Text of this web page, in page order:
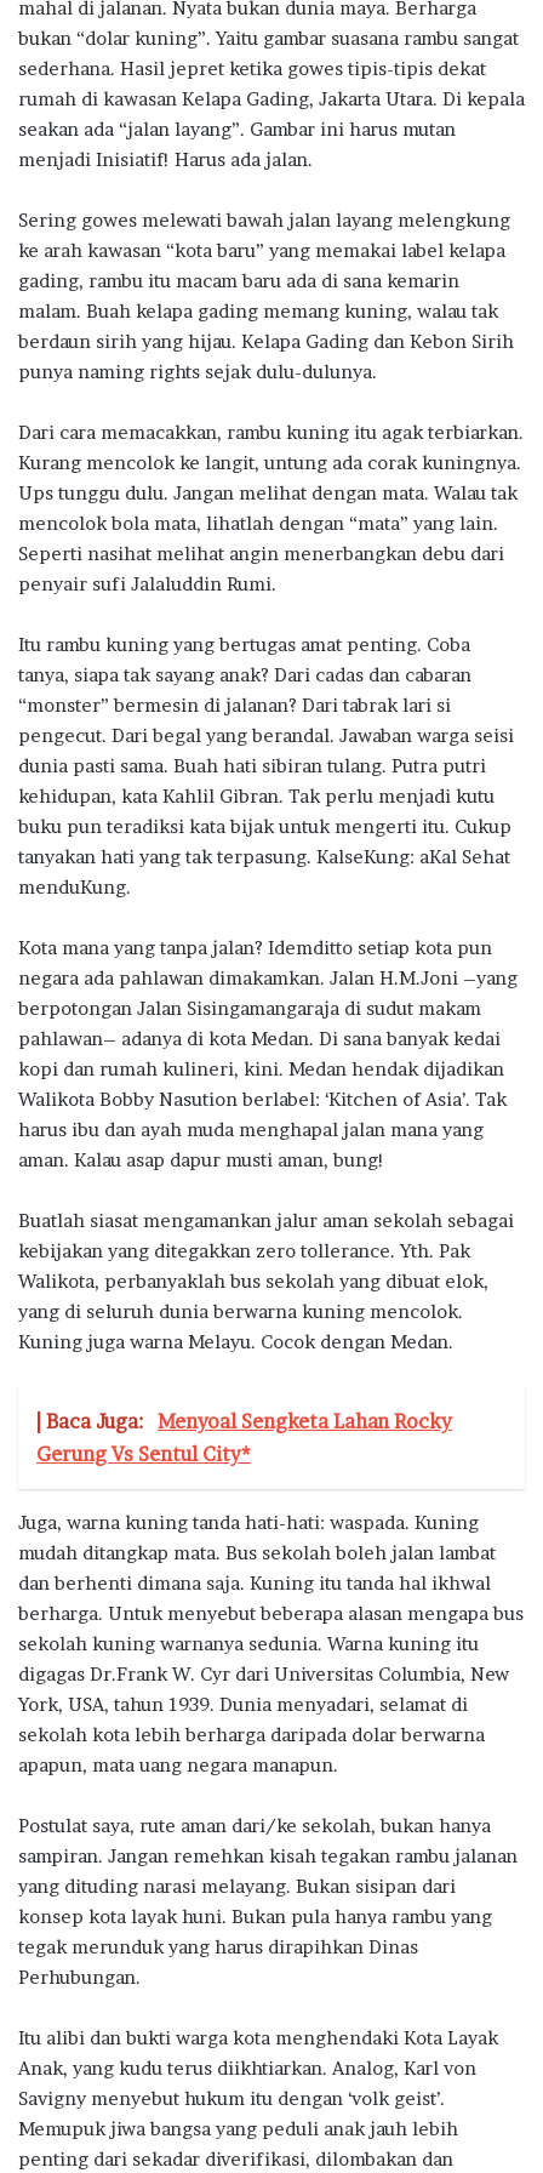
b
o
o
k
te
r
s
A
p
p
g
ra
m
e
mahal di jalanan. Nyata bukan dunia maya. Berharga
bukan “dolar kuning”. Yaitu gambar suasana rambu sangat
sederhana. Hasil jepret ketika gowes tipis-tipis dekat
rumah di kawasan Kelapa Gading, Jakarta Utara. Di kepala
seakan ada “jalan layang”. Gambar ini harus mutan
menjadi Inisiatif! Harus ada jalan.
Sering gowes melewati bawah jalan layang melengkung
ke arah kawasan “kota baru” yang memakai label kelapa
gading, rambu itu macam baru ada di sana kemarin
malam. Buah kelapa gading memang kuning, walau tak
berdaun sirih yang hijau. Kelapa Gading dan Kebon Sirih
punya naming rights sejak dulu-dulunya.
Dari cara memacakkan, rambu kuning itu agak terbiarkan.
Kurang mencolok ke langit, untung ada corak kuningnya.
Ups tunggu dulu. Jangan melihat dengan mata. Walau tak
mencolok bola mata, lihatlah dengan “mata” yang lain.
Seperti nasihat melihat angin menerbangkan debu dari
penyair sufi Jalaluddin Rumi.
Itu rambu kuning yang bertugas amat penting. Coba
tanya, siapa tak sayang anak? Dari cadas dan cabaran
“monster” bermesin di jalanan? Dari tabrak lari si
pengecut. Dari begal yang berandal. Jawaban warga seisi
dunia pasti sama. Buah hati sibiran tulang. Putra putri
kehidupan, kata Kahlil Gibran. Tak perlu menjadi kutu
buku pun teradiksi kata bijak untuk mengerti itu. Cukup
tanyakan hati yang tak terpasung. KalseKung: aKal Sehat
menduKung.
Kota mana yang tanpa jalan? Idemditto setiap kota pun
negara ada pahlawan dimakamkan. Jalan H.M.Joni –yang
berpotongan Jalan Sisingamangaraja di sudut makam
pahlawan– adanya di kota Medan. Di sana banyak kedai
kopi dan rumah kulineri, kini. Medan hendak dijadikan
Walikota Bobby Nasution berlabel: ‘Kitchen of Asia’. Tak
harus ibu dan ayah muda menghapal jalan mana yang
aman. Kalau asap dapur musti aman, bung!
Buatlah siasat mengamankan jalur aman sekolah sebagai
kebijakan yang ditegakkan zero tollerance. Yth. Pak
Walikota, perbanyaklah bus sekolah yang dibuat elok,
yang di seluruh dunia berwarna kuning mencolok.
Kuning juga warna Melayu. Cocok dengan Medan.
| Baca Juga: Menyoal Sengketa Lahan Rocky
Gerung Vs Sentul City*
Juga, warna kuning tanda hati-hati: waspada. Kuning
mudah ditangkap mata. Bus sekolah boleh jalan lambat
dan berhenti dimana saja. Kuning itu tanda hal ikhwal
berharga. Untuk menyebut beberapa alasan mengapa bus
sekolah kuning warnanya sedunia. Warna kuning itu
digagas Dr.Frank W. Cyr dari Universitas Columbia, New
York, USA, tahun 1939. Dunia menyadari, selamat di
sekolah kota lebih berharga daripada dolar berwarna
apapun, mata uang negara manapun.
Postulat saya, rute aman dari/ke sekolah, bukan hanya
sampiran. Jangan remehkan kisah tegakan rambu jalanan
yang dituding narasi melayang. Bukan sisipan dari
konsep kota layak huni. Bukan pula hanya rambu yang
tegak merunduk yang harus dirapihkan Dinas
Perhubungan.
Itu alibi dan bukti warga kota menghendaki Kota Layak
Anak, yang kudu terus diikhtiarkan. Analog, Karl von
Savigny menyebut hukum itu dengan ‘volk geist’.
Memupuk jiwa bangsa yang peduli anak jauh lebih
penting dari sekadar diverifikasi, dilombakan dan